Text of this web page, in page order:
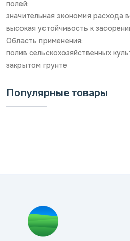
полей;
значительная экономия расхода
высокая устойчивость к
Область применения:
полив сельскохозяйственных
закрытом грунте
Популярные товары